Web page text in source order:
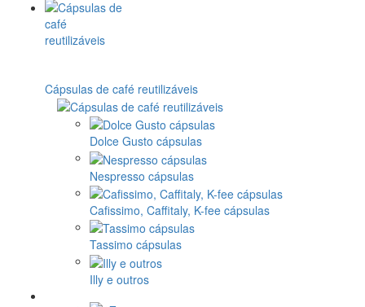
Cápsulas de café reutilizáveis
Dolce Gusto cápsulas
Nespresso cápsulas
Cafissimo, Caffitaly, K-fee cápsulas
Tassimo cápsulas
Illy e outros